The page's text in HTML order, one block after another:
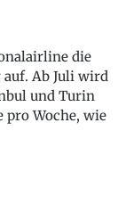
die
Ab Juli wird
und Turin
pro Woche, wie